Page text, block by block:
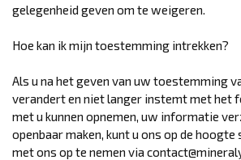
gelegenheid geven om te weigeren.
Hoe kan ik mijn toestemming intrekken?
Als u na het geven van uw toestemming
verandert en niet langer instemt met het
met u kunnen opnemen, uw informatie
openbaar maken, kunt u ons op de
met ons op te nemen via